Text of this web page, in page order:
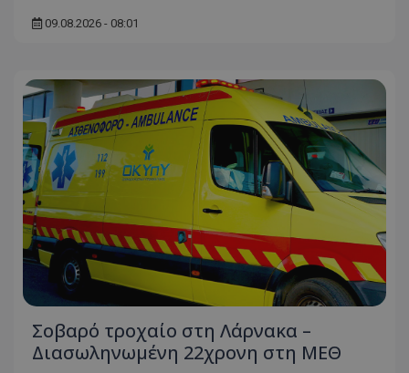
09.08.2026 - 08:01
Σοβαρό τροχαίο στη Λάρνακα –
Διασωληνωμένη 22χρονη στη ΜΕΘ